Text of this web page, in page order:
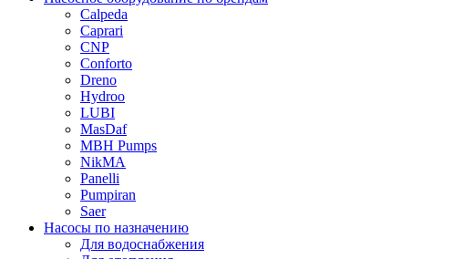
Calpeda
Caprari
CNP
Conforto
Dreno
Hydroo
LUBI
MasDaf
MBH Pumps
NikMA
Panelli
Pumpiran
Saer
Насосы по назначению
Для водоснабжения